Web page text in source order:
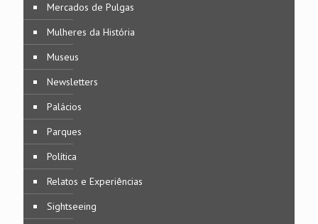
Mercados de Pulgas
Mulheres da História
Museus
Newsletters
Palácios
Parques
Política
Relatos e Experiências
Sightseeing